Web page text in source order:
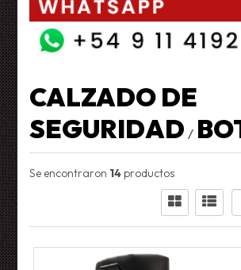
CALZADO DE
SEGURIDAD /
Se encontraron 14productos